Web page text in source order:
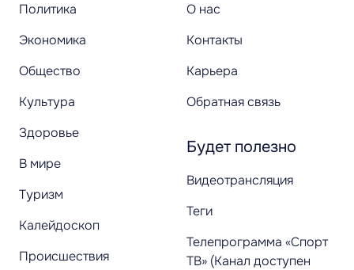
Политика
Экономика
Общество
Культура
Здоровье
В мире
Туризм
Калейдоскоп
Происшествия
О нас
Контакты
Карьера
Обратная связь
Будет полезно
Видеотрансляция
Теги
Телепрограмма «Спорт
ТВ» (Канал доступен